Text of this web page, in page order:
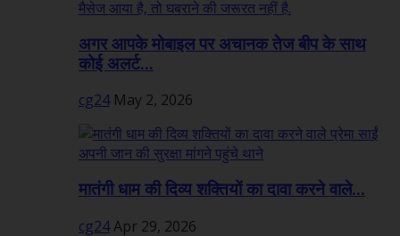
अगर आपके मोबाइल पर अचानक तेज बीप के साथ
कोई अलर्ट...
cg24 May 2, 2026
मातंगी धाम की दिव्य शक्तियों का दावा करने वाले...
cg24Apr 29, 2026